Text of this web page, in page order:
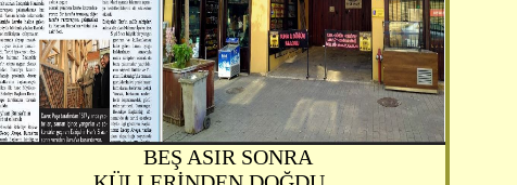
BEŞ ASIR SONRA